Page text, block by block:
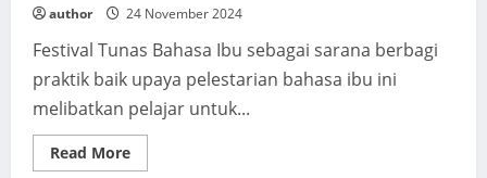
author 24 November 2024
Festival Tunas Bahasa Ibu sebagai sarana berbagi
praktik baik upaya pelestarian bahasa ibu ini
melibatkan pelajar untuk...
Read MoreRead
more